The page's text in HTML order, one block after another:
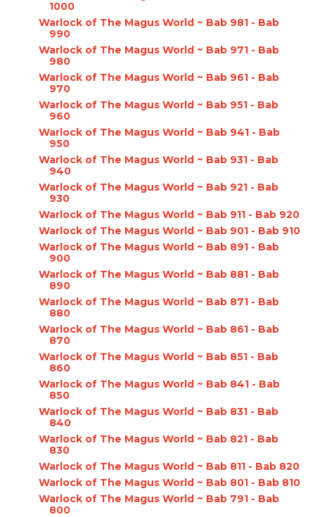
1000
Warlock of The Magus World ~ Bab 981 - Bab
990
Warlock of The Magus World ~ Bab 971 - Bab
980
Warlock of The Magus World ~ Bab 961 - Bab
970
Warlock of The Magus World ~ Bab 951 - Bab
960
Warlock of The Magus World ~ Bab 941 - Bab
950
Warlock of The Magus World ~ Bab 931 - Bab
940
Warlock of The Magus World ~ Bab 921 - Bab
930
Warlock of The Magus World ~ Bab 911 - Bab 920
Warlock of The Magus World ~ Bab 901 - Bab 910
Warlock of The Magus World ~ Bab 891 - Bab
900
Warlock of The Magus World ~ Bab 881 - Bab
890
Warlock of The Magus World ~ Bab 871 - Bab
880
Warlock of The Magus World ~ Bab 861 - Bab
870
Warlock of The Magus World ~ Bab 851 - Bab
860
Warlock of The Magus World ~ Bab 841 - Bab
850
Warlock of The Magus World ~ Bab 831 - Bab
840
Warlock of The Magus World ~ Bab 821 - Bab
830
Warlock of The Magus World ~ Bab 811 - Bab 820
Warlock of The Magus World ~ Bab 801 - Bab 810
Warlock of The Magus World ~ Bab 791 - Bab
800